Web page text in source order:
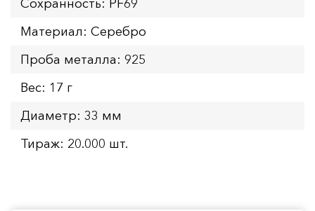
Сохранность: PF69
Материал: Серебро
Проба металла: 925
Вес: 17 г
Диаметр: 33 мм
Тираж: 20.000 шт.